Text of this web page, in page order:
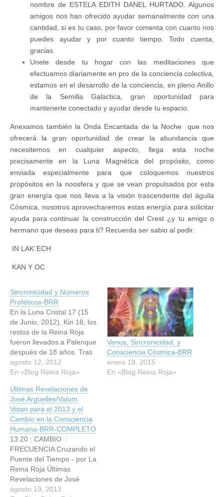
nombre de ESTELA EDITH DANEL HURTADO. Algunos
amigos nos han ofrecido ayudar semanalmente con una
cantidad, si es tu caso, por favor comenta con cuanto nos
puedes ayudar y por cuanto tiempo. Todo cuenta,
gracias.
Unete desde tu hogar con las meditaciones que
efectuamos diariamente en pro de la conciencia colectiva,
estamos en el desarrollo de la conciencia, en pleno Anillo
de la Semilla Galactica, gran oportunidad para
mantenerte conectado y ayudar desde tu espacio.
Anexamos también la Onda Encantada de la Noche que nos
ofrecerá la gran oportunidad de crear la abundancia que
necesitemos en cualquier aspecto, llega esta noche
precisamente en la Luna Magnética del propósito, como
enviada especialmente para que coloquemos nuestros
propósitos en la noosfera y que se vean propulsados por esta
gran energía que nos lleva a la visión trascendente del águila
Cósmica, nosotros aprovecharemos estas energía para solicitar
ayuda para continuar la construcción del Crest ¿y tu amigo o
hermano que deseas para ti? Recuerda ser sabio al pedir.
IN LAK´ECH
KAN Y OC
Sincronicidad y Números
Proféticos-BRR
En la Luna Cristal 17 (15
de Junio, 2012), Kin 18, los
restos de la Reina Roja
fueron llevados a Palenque
después de 18 años. Tras
una experiencia OVNI en el
2000 en Palenque, mi vida
al misterio de la tumba de
la Reina Roja y su…
agosto 12, 2012
En «Blog Reina Roja»
Venus, Sincronicidad, y
Consciencia Cósmica-BRR
enero 19, 2015
En «Blog Reina Roja»
Últimas Revelaciones de
José Argüelles/Valum
Votan para el 2013 y el
Cambio en la Consciencia
Humana-BRR-COMPLETO
13:20 : CAMBIO :
FRECUENCIA Cruzando el
Puente del Tiempo - por La
Reina Roja Últimas
Revelaciones de José
Argüelles/Valum Votan
agosto 19, 2013